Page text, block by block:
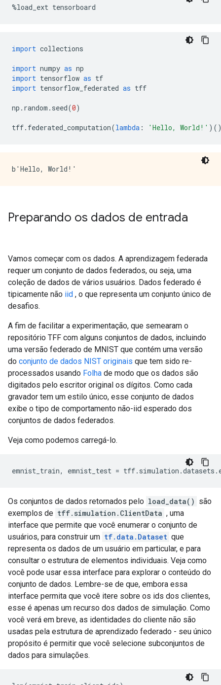
%load_ext tensorboard
import collections
import numpy as np
import tensorflow as tf
import tensorflow_federated as tff
np . random . seed(0)
tff. federated_computation(lambda : 'Hello, World!'
Preparando os dados de entrada
Vamos começar com os dados. A aprendizagem federada
requer um conjunto de dados federados, ou seja, uma
coleção de dados de vários usuários. Dados federado é
tipicamente não iid , o que representa um conjunto único de
desafios.
A fim de facilitar a experimentação, que semearam o
repositório TFF com alguns conjuntos de dados, incluindo
uma versão federado de MNIST que contém uma versão
do conjunto de dados NIST originais que tem sido re-
processados usando Folha de modo que os dados são
digitados pelo escritor original os dígitos. Como cada
gravador tem um estilo único, esse conjunto de dados
exibe o tipo de comportamento não-iid esperado dos
conjuntos de dados federados.
Veja como podemos carregá-lo.
emnist_train, emnist_test = tff. simulation .datasets .
Os conjuntos de dados retornados pelo load_data() são
exemplos de tff.simulation.ClientData , uma
interface que permite que você enumerar o conjunto de
usuários, para construir um tf.data.Dataset que
representa os dados de um usuário em particular, e para
consultar o estrutura de elementos individuais. Veja como
você pode usar essa interface para explorar o conteúdo do
conjunto de dados. Lembre-se de que, embora essa
interface permita que você itere sobre os ids dos clientes,
esse é apenas um recurso dos dados de simulação. Como
você verá em breve, as identidades do cliente não são
usadas pela estrutura de aprendizado federado - seu único
propósito é permitir que você selecione subconjuntos de
dados para simulações.